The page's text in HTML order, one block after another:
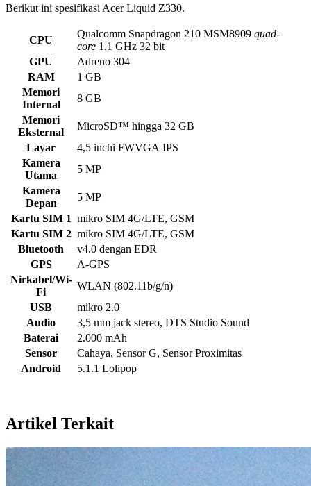
Berikut ini spesifikasi Acer Liquid Z330.
CPU
Qualcomm Snapdragon 210 MSM8909 quad-
core 1,1 GHz 32 bit
GPU
Adreno 304
RAM
1 GB
Memori
Internal
8 GB
Memori
Eksternal
MicroSD™ hingga 32 GB
Layar
4,5 inchi FWVGA IPS
Kamera
Utama
5 MP
Kamera
Depan
5 MP
Kartu SIM 1 mikro SIM 4G/LTE, GSM
Kartu SIM 2 mikro SIM 4G/LTE, GSM
Bluetooth
v4.0 dengan EDR
GPS
A-GPS
Nirkabel/Wi-
Fi
WLAN (802.11b/g/n)
USB
mikro 2.0
Audio
3,5 mm jack stereo, DTS Studio Sound
Baterai
2.000 mAh
Sensor
Cahaya, Sensor G, Sensor Proximitas
Android
5.1.1 Lolipop
Artikel Terkait